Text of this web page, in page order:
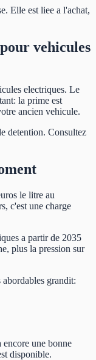
Elle est liee a l'achat,
vehicules
electriques. Le
la prime est
ancien vehicule.
detention. Consultez
le litre au
c'est une charge
a partir de 2035
plus la pression sur
grandit:
une bonne
disponible.